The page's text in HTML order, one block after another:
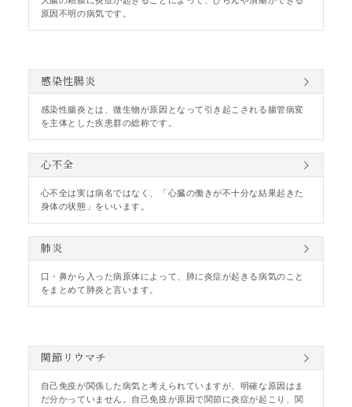
原因不明の病気です。
感染性腸炎
感染性腸炎とは、微生物が原因となって引き起こされる腸管病変
を主体とした疾患群の総称です。
心不全
心不全は実は病名ではなく、「心臓の働きが不十分な結果起きた
身体の状態」をいいます。
肺炎
口・鼻から入った病原体によって、肺に炎症が起きる病気のこと
をまとめて肺炎と言います。
関節リウマチ
自己免疫が関係した病気と考えられていますが、明確な原因はま
だ分かっていません。自己免疫が原因で関節に炎症が起こり、関